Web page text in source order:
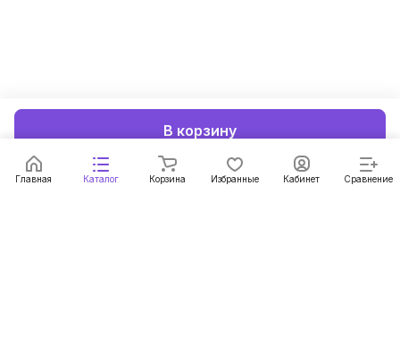
В корзину
Главная Каталог Корзина Избранные Кабинет Сравнение